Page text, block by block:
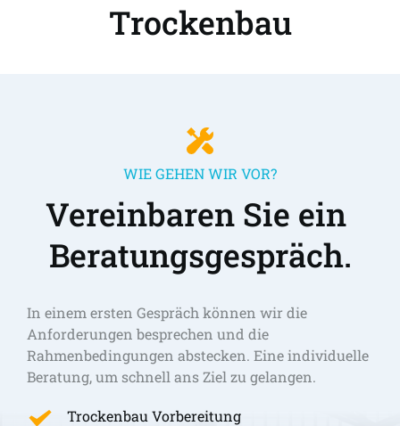
Trockenbau
WIE GEHEN WIR VOR?
Vereinbaren Sie ein
Beratungsgespräch.
In einem ersten Gespräch können wir die
Anforderungen besprechen und die
Rahmenbedingungen abstecken. Eine individuelle
Beratung, um schnell ans Ziel zu gelangen.
Trockenbau Vorbereitung